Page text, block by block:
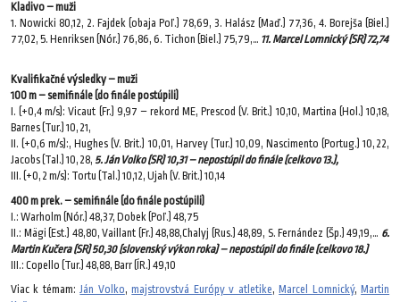
Kladivo – muži
1. Nowicki 80,12, 2. Fajdek (obaja Poľ.) 78,69, 3. Halász (Maď.) 77,36, 4. Borejša (Biel.)
77,02, 5. Henriksen (Nór.) 76,86, 6. Tichon (Biel.) 75,79,… 11. Marcel Lomnický (SR) 72,74
Kvalifikačné výsledky – muži
100 m – semifinále (do finále postúpili)
I. (+0,4 m/s): Vicaut (Fr.) 9,97 – rekord ME, Prescod (V. Brit.) 10,10, Martina (Hol.) 10,18,
Barnes (Tur.) 10,21,
II. (+0,6 m/s):, Hughes (V. Brit.) 10,01, Harvey (Tur.) 10,09, Nascimento (Portug.) 10,22,
Jacobs (Tal.) 10,28, 5. Ján Volko (SR) 10,31 – nepostúpil do finále (celkovo 13.),
III. (+0,2 m/s): Tortu (Tal.) 10,12, Ujah (V. Brit.) 10,14
400 m prek. – semifinále (do finále postúpili)
I.: Warholm (Nór.) 48,37, Dobek (Poľ.) 48,75
II.: Mägi (Est.) 48,80, Vaillant (Fr.) 48,88,Chalyj (Rus.) 48,89, S. Fernández (Šp.) 49,19,… 6.
Martin Kučera (SR) 50,30 (slovenský výkon roka) – nepostúpil do finále (celkovo 18.)
III.: Copello (Tur.) 48,88, Barr (ÍR.) 49,10
Viac k témam:Ján Volko,majstrovstvá Európy v atletike, Marcel Lomnický, Martin